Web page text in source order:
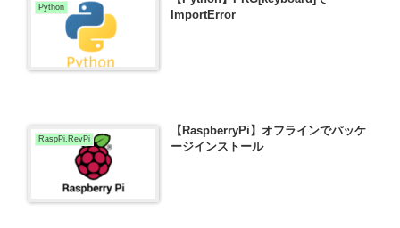
Python
ImportError
RaspPi,RevPi
【RaspberryPi】オフラインでパッケ
ージインストール